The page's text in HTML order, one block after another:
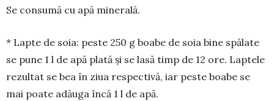
Se con­sumă cu apă minerală.
* Lapte de soia: peste 250 g boa­be de soia bine spălate
se pune 1 l de apă plată și se lasă timp de 12 ore. Laptele
rezultat se bea în ziua respectivă, iar peste boabe se
mai poate adăuga încă 1 l de apă.